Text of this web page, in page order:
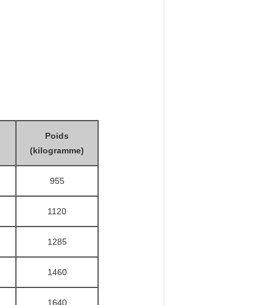
Poids
(kilogramme)
955
1120
1285
1460
1640